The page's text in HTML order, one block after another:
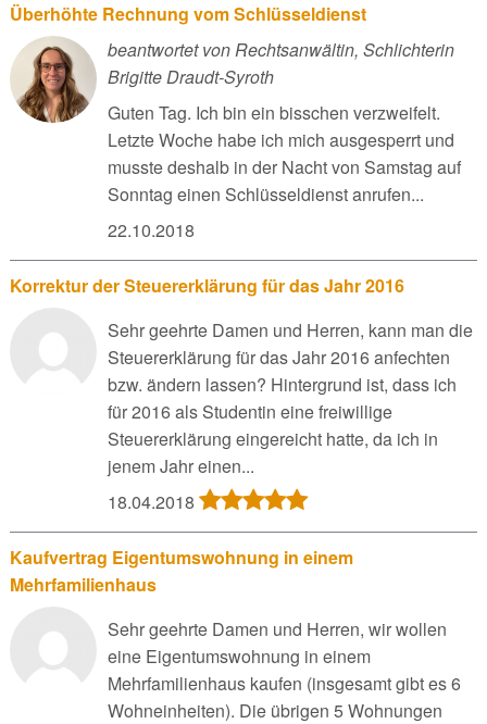
Überhöhte Rechnung vom Schlüsseldienst
beantwortet von Rechtsanwältin, Schlichterin
Brigitte Draudt-Syroth
Guten Tag. Ich bin ein bisschen verzweifelt.
Letzte Woche habe ich mich ausgesperrt und
musste deshalb in der Nacht von Samstag auf
Sonntag einen Schlüsseldienst anrufen...
22.10.2018
Korrektur der Steuererklärung für das Jahr 2016
Sehr geehrte Damen und Herren, kann man die
Steuererklärung für das Jahr 2016 anfechten
bzw. ändern lassen? Hintergrund ist, dass ich
für 2016 als Studentin eine freiwillige
Steuererklärung eingereicht hatte, da ich in
jenem Jahr einen...
18.04.2018
Kaufvertrag Eigentumswohnung in einem
Mehrfamilienhaus
Sehr geehrte Damen und Herren, wir wollen
eine Eigentumswohnung in einem
Mehrfamilienhaus kaufen (insgesamt gibt es 6
Wohneinheiten). Die übrigen 5 Wohnungen